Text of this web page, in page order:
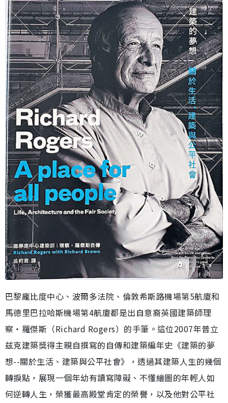
巴黎龐比度中心、波爾多法院、倫敦希斯路機場第5航廈和
馬德里巴拉哈斯機場第4航廈都是出自意裔英國建築師理
察‧羅傑斯（Richard Rogers）的手筆。這位2007年普立
兹克建築獎得主親自撰寫的自傳和建築編年史《建築的夢
想--關於生活、建築與公平社會》，透過其建築人生的幾個
轉捩點，展現一個年幼有讀寫障礙、不懂繪圖的年輕人如
何逆轉人生，榮獲最高殿堂肯定的榮譽，以及他對公平社